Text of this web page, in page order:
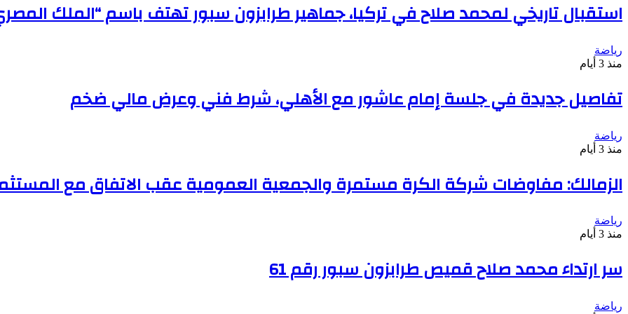
استقبال تاريخي لمحمد صلاح في تركيا، جماهير طرابزون سبور تهتف باسم “الملك
رياضة
منذ 3 أيام
تفاصيل جديدة في جلسة إمام عاشور مع الأهلي، شرط فني وعرض مالي ضخم
رياضة
منذ 3 أيام
الزمالك: مفاوضات شركة الكرة مستمرة والجمعية العمومية عقب الاتفاق مع
رياضة
منذ 3 أيام
سر ارتداء محمد صلاح قميص طرابزون سبور رقم 61
رياضة